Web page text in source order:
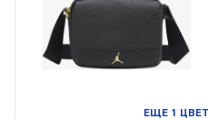
ЕЩЕ 1 ЦВЕТ